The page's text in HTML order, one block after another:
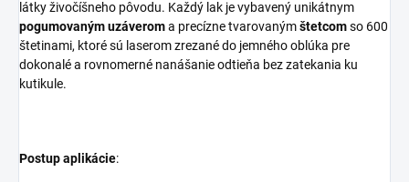
látky živočíšneho pôvodu. Každý lak je vybavený unikátnym
pogumovaným uzáveroma precízne tvarovanýmštetcomso 600
štetinami, ktoré sú laserom zrezané do jemného oblúka pre
dokonalé a rovnomerné nanášanie odtieňa bez zatekania ku
kutikule.
Postup aplikácie: